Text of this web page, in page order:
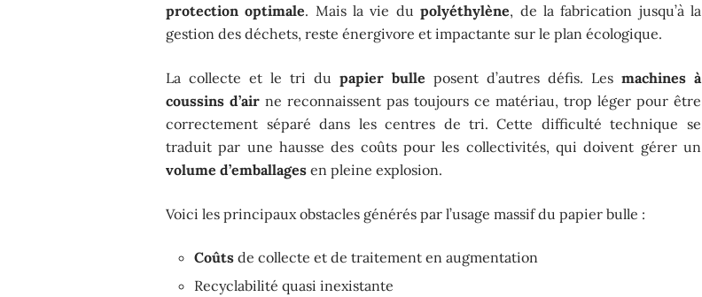
protection optimale. Mais la vie dupolyéthylène, de la fabrication jusqu’à la
gestion des déchets, reste énergivore et impactante sur le plan écologique.
La collecte et le tri dupapier bulle posent d’autres défis. Les machines à
coussins d’air ne reconnaissent pas toujours ce matériau, trop léger pour être
correctement séparé dans les centres de tri. Cette difficulté technique se
traduit par une hausse des coûts pour les collectivités, qui doivent gérer un
volume d’emballages en pleine explosion.
Voici les principaux obstacles générés par l’usage massif du papier bulle :
Coûts de collecte et de traitement en augmentation
Recyclabilité quasi inexistante